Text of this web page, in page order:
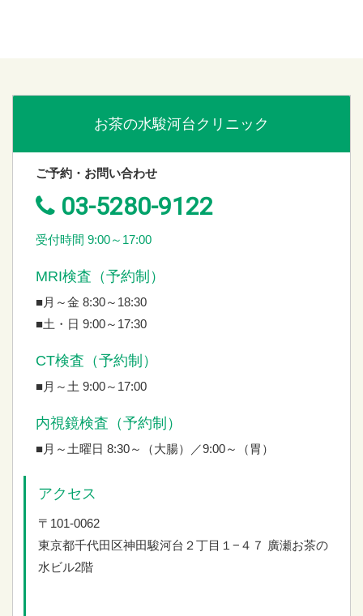
お茶の水駿河台クリニック
ご予約・お問い合わせ
03-5280-9122
受付時間 9:00～17:00
MRI検査（予約制）
■月～金 8:30～18:30
■土・日 9:00～17:30
CT検査（予約制）
■月～土 9:00～17:00
内視鏡検査（予約制）
■月～土曜日 8:30～（大腸）／9:00～（胃）
アクセス
〒101-0062
東京都千代田区神田駿河台２丁目１−４７ 廣瀬お茶の
水ビル2階